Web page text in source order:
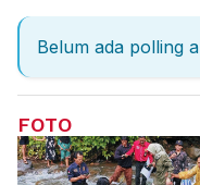
Belum ada polling
FOTO